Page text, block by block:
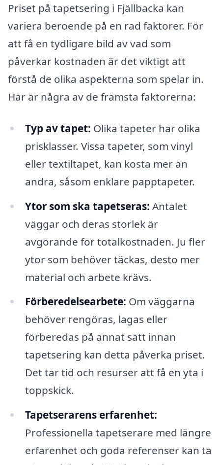
Priset på tapetsering i Fjällbacka kan
variera beroende på en rad faktorer. För
att få en tydligare bild av vad som
påverkar kostnaden är det viktigt att
förstå de olika aspekterna som spelar in.
Här är några av de främsta faktorerna:
Typ av tapet: Olika tapeter har olika
prisklasser. Vissa tapeter, som vinyl
eller textiltapet, kan kosta mer än
andra, såsom enklare papptapeter.
Ytor som ska tapetseras: Antalet
väggar och deras storlek är
avgörande för totalkostnaden. Ju fler
ytor som behöver täckas, desto mer
material och arbete krävs.
Förberedelsearbete: Om väggarna
behöver rengöras, lagas eller
förberedas på annat sätt innan
tapetsering kan detta påverka priset.
Det tar tid och resurser att få en yta i
toppskick.
Tapetserarens erfarenhet:
Professionella tapetserare med längre
erfarenhet och goda referenser kan ta